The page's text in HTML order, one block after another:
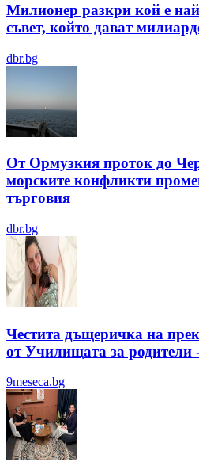
Милионер разкри кой е
съвет, който дават
dbr.bg
От Ормузкия проток до
морските конфликти
търговия
dbr.bg
Честита дъщеричка на
от Училищата за
9meseca.bg